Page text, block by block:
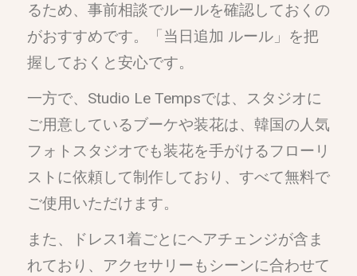
るため、事前相談でルールを確認しておくの
がおすすめです。「当日追加 ルール」を把
握しておくと安心です。
一方で、Studio Le Tempsでは、スタジオに
ご用意しているブーケや装花は、韓国の人気
フォトスタジオでも装花を手がけるフローリ
ストに依頼して制作しており、すべて無料で
ご使用いただけます。
また、ドレス1着ごとにヘアチェンジが含ま
れており、アクセサリーもシーンに合わせて